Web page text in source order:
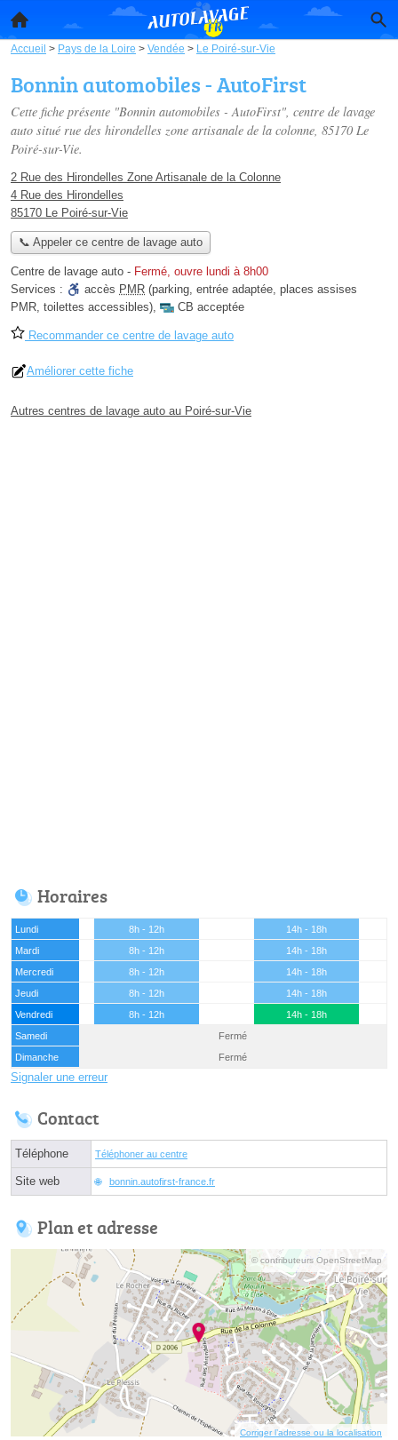
Accueil > Pays de la Loire > Vendée > Le Poiré-sur-Vie
Bonnin automobiles - AutoFirst
Cette fiche présente "Bonnin automobiles - AutoFirst", centre de lavage
auto situé rue des hirondelles zone artisanale de la colonne, 85170 Le
Poiré-sur-Vie.
2 Rue des Hirondelles Zone Artisanale de la Colonne
4 Rue des Hirondelles
85170 Le Poiré-sur-Vie
📞 Appeler ce centre de lavage auto
Centre de lavage auto - Fermé, ouvre lundi à 8h00
Services :
accès PMR (parking, entrée adaptée, places assises
PMR, toilettes accessibles), CB acceptée
Recommander ce centre de lavage auto
Améliorer cette fiche
Autres centres de lavage auto au Poiré-sur-Vie
Horaires
Lundi 8h - 12h
14h - 18h
Mardi
8h - 12h
14h - 18h
Mercredi
8h - 12h
14h - 18h
Jeudi
8h - 12h
14h - 18h
Vendredi
8h - 12h
14h - 18h
Samedi
Fermé
Dimanche
Fermé
Signaler une erreur
Contact
Téléphone Téléphoner au centre
Site web bonnin.autofirst-france.fr
Plan et adresse
© contributeurs OpenStreetMap
Corriger l’adresse ou la localisation